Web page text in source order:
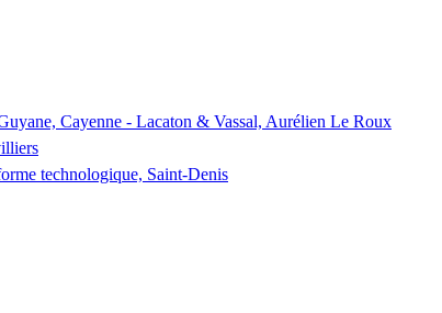
Cayenne - Lacaton & Vassal, Aurélien Le Roux
technologique, Saint-Denis